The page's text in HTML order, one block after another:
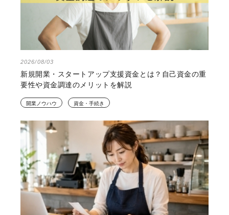
2026/08/03
新規開業・スタートアップ支援資金とは？自己資金の重
要性や資金調達のメリットを解説
開業ノウハウ 資金・手続き